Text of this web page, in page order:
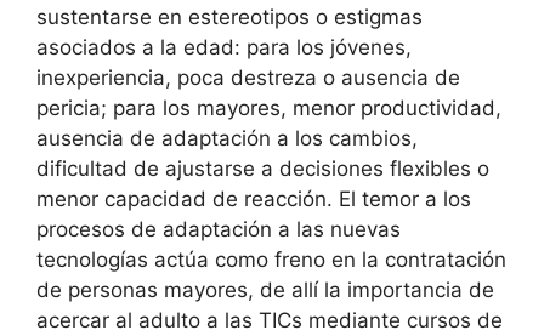
sustentarse en estereotipos o estigmas
asociados a la edad: para los jóvenes,
inexperiencia, poca destreza o ausencia de
pericia; para los mayores, menor productividad,
ausencia de adaptación a los cambios,
dificultad de ajustarse a decisiones flexibles o
menor capacidad de reacción. El temor a los
procesos de adaptación a las nuevas
tecnologías actúa como freno en la contratación
de personas mayores, de allí la importancia de
acercar al adulto a las TICs mediante cursos de